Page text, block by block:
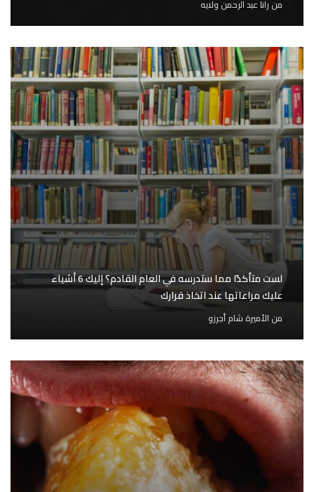
من رانا عبد الرحمن ولايه
لست متأكدًا مما ستدرسه في العام القادم؟ إليك 6 أشياء
عليك مراعاتها عند اتخاذ قرارك
من الأميرة شام أجرزو